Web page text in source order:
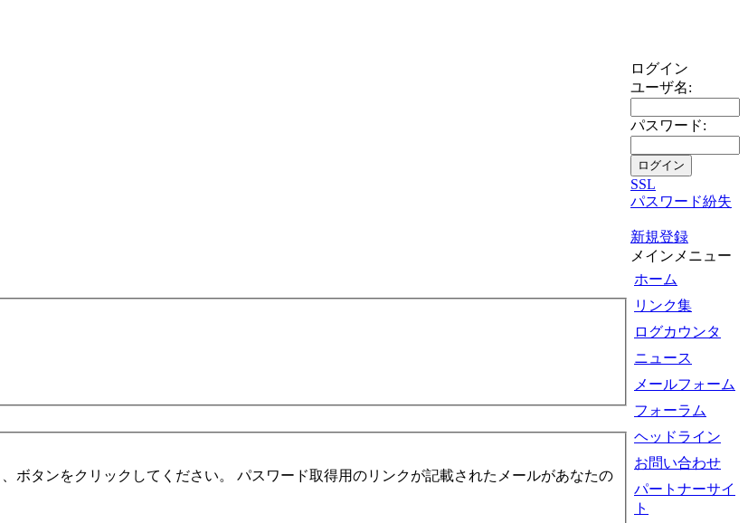
ボタンをクリックしてください。 パスワード取得用のリンクが記載されたメールがあなたの
ログイン
ユーザ名:
パスワード:
SSL
パスワード紛失
新規登録
メインメニュー
ホーム
リンク集
ログカウンタ
ニュース
メールフォーム
フォーラム
ヘッドライン
お問い合わせ
パートナーサイ
ト